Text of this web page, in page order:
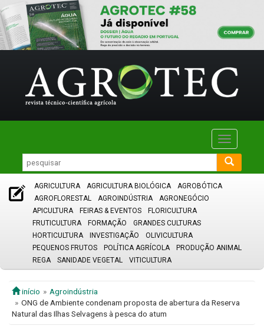
Toggle
AGRICULTURA AGRICULTURA BIOLÓGICA
AGROBÓTICA
AGROFLORESTAL
AGROINDÚSTRIA
AGRONEGÓCIO
APICULTURA
FEIRAS & EVENTOS
FLORICULTURA
FRUTICULTURA
FORMAÇÃO
GRANDES CULTURAS
HORTICULTURA
INVESTIGAÇÃO
OLIVICULTURA
PEQUENOS FRUTOS
POLÍTICA AGRÍCOLA
PRODUÇÃO ANIMAL
REGA
SANIDADE VEGETAL VITICULTURA
início
Agroindústria
ONG de Ambiente condenam proposta de abertura da Reserva
Natural das Ilhas Selvagens à pesca do atum